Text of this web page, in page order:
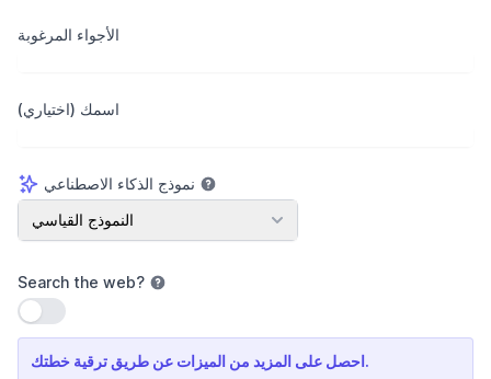
الأجواء المرغوبة
اسمك (اختياري)
نموذج الذكاء الاصطناعي
نموذج الذكاء الاصطناعي
النموذج القياسي
Search the web?
استخدام الإعداد
احصل على المزيد من الميزات عن طريق ترقية خطتك.